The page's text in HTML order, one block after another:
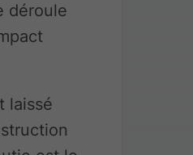
déroule
laissé